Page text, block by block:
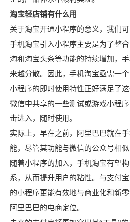
淘宝轻店铺有什么用
关于淘宝开通小程序的意义，我们可
手机淘宝引入小程序主要是为了整
淘和淘宝头条等功能的持续增加，
来越分散。因此，手机淘宝亟需一
小程序的即时使用特性正好满足了
微信中共享的一些测试或游戏小程
击进入，随时使用。
实际上，早在之前，阿里巴巴就在
能，尽管其功能与微信的公众号相似
随着小程序的加入，手机淘宝有望
系，从而提升用户的粘性。与支付
的小程序更能有效地与商业化和新
阿里巴巴的电商定位。